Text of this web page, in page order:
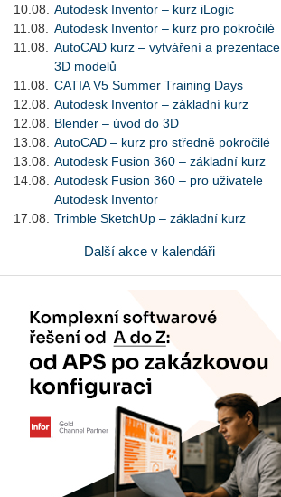
10.08.
Autodesk Inventor – kurz iLogic
11.08.
Autodesk Inventor – kurz pro pokročilé
11.08.
AutoCAD kurz – vytváření a prezentace
3D modelů
11.08.
CATIA V5 Summer Training Days
12.08.
Autodesk Inventor – základní kurz
12.08.
Blender – úvod do 3D
13.08.
AutoCAD – kurz pro středně pokročilé
13.08.
Autodesk Fusion 360 – základní kurz
14.08.
Autodesk Fusion 360 – pro uživatele
Autodesk Inventor
17.08.
Trimble SketchUp – základní kurz
Další akce v kalendáři